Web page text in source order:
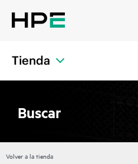
Tienda
Buscar
Volver a la tienda